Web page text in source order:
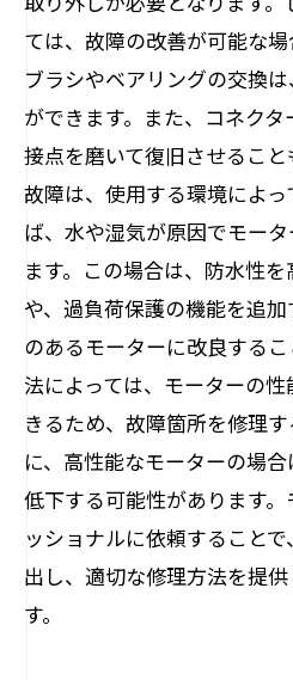
ては、故障の改善が可能な場
ブラシやベアリングの交換
ができます。また、コネクタ
接点を磨いて復旧させるこ
故障は、使用する環境によ
ば、水や湿気が原因でモー
ます。この場合は、防水性
や、過負荷保護の機能を追
のあるモーターに改良する
法によっては、モーターの
きるため、故障箇所を修理
に、高性能なモーターの場
低下する可能性があります
ッショナルに依頼すること
出し、適切な修理方法を提
す。